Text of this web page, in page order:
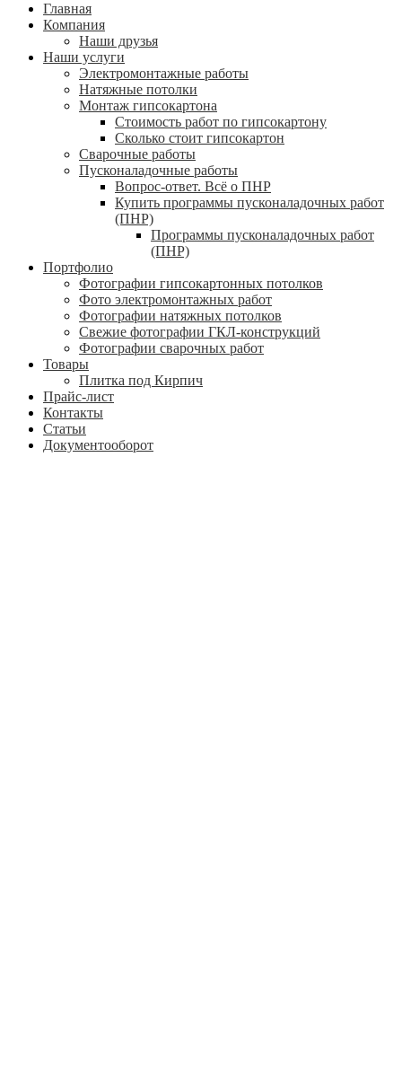
Главная
Компания
Наши друзья
Наши услуги
Электромонтажные работы
Натяжные потолки
Монтаж гипсокартона
Стоимость работ по гипсокартону
Сколько стоит гипсокартон
Сварочные работы
Пусконаладочные работы
Вопрос-ответ. Всё о ПНР
Купить программы пусконаладочных работ
(ПНР)
Программы пусконаладочных работ
(ПНР)
Портфолио
Фотографии гипсокартонных потолков
Фото электромонтажных работ
Фотографии натяжных потолков
Свежие фотографии ГКЛ-конструкций
Фотографии сварочных работ
Товары
Плитка под Кирпич
Прайс-лист
Контакты
Статьи
Документооборот